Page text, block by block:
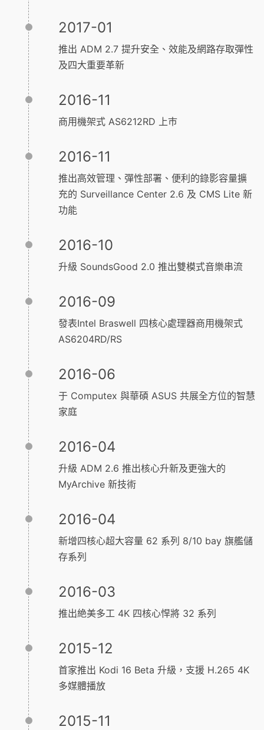
2017-01
推出 ADM 2.7 提升安全、效能及網路存取彈性
及四大重要革新
2016-11
商用機架式 AS6212RD 上巿
2016-11
推出高效管理、彈性部署、便利的錄影容量擴
充的 Surveillance Center 2.6 及 CMS Lite 新
功能
2016-10
升級 SoundsGood 2.0 推出雙模式音樂串流
2016-09
發表Intel Braswell 四核心處理器商用機架式
AS6204RD/RS
2016-06
于 Computex 與華碩 ASUS 共展全方位的智慧
家庭
2016-04
升級 ADM 2.6 推出核心升新及更強大的
MyArchive 新技術
2016-04
新增四核心超大容量 62 系列 8/10 bay 旗艦儲
存系列
2016-03
推出絶美多工 4K 四核心悍將 32 系列
2015-12
首家推出 Kodi 16 Beta 升級，支援 H.265 4K
多媒體播放
2015-11